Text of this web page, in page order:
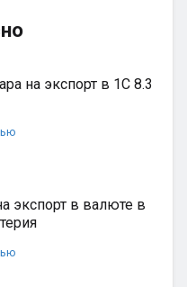
на экспорт в 1C 8.3
экспорт в валюте в